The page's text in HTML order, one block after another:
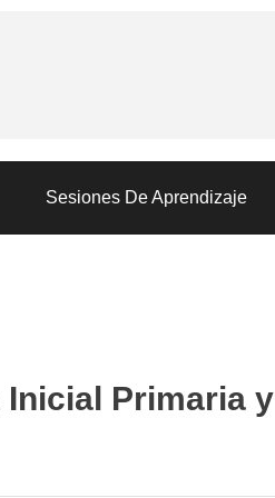
Sesiones De Aprendizaje
Inicial Primaria y